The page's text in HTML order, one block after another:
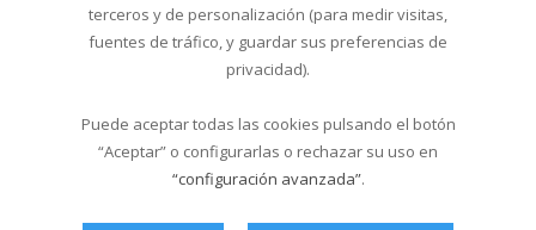
El Festival Jaleo! 2026
anuncia sus prim...
27/10/2025
Última hora
terceros y de personalización (para medir visitas,
fuentes de tráfico, y guardar sus preferencias de
privacidad).
Puede aceptar todas las cookies pulsando el botón
“Aceptar” o configurarlas o rechazar su uso en
“configuración avanzada”.